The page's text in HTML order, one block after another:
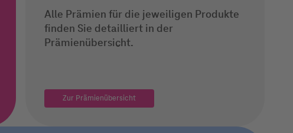
Alle Prämien für die jeweiligen Produkte
finden Sie detailliert in der
Prämienübersicht.
Zur Prämienübersicht